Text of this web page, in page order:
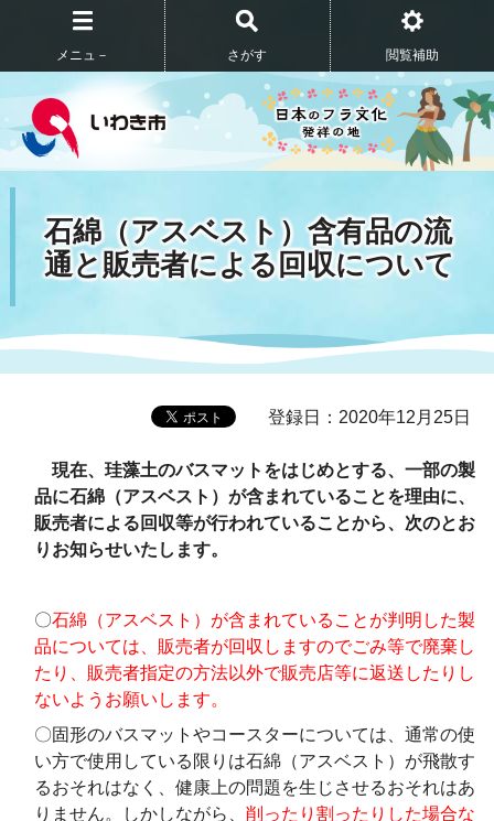
メニュ－ さがす 閲覧補助
石綿（アスベスト）含有品の流
通と販売者による回収について
登録日：2020年12月25日
現在、珪藻土のバスマットをはじめとする、一部の製
品に石綿（アスベスト）が含まれていることを理由に、
販売者による回収等が行われていることから、次のとお
りお知らせいたします。
〇石綿（アスベスト）が含まれていることが判明した製
品については、販売者が回収しますのでごみ等で廃棄し
たり、販売者指定の方法以外で販売店等に返送したりし
ないようお願いします。
〇固形のバスマットやコースターについては、通常の使
い方で使用している限りは石綿（アスベスト）が飛散す
るおそれはなく、健康上の問題を生じさせるおそれはあ
りません。しかしながら、削ったり割ったりした場合な